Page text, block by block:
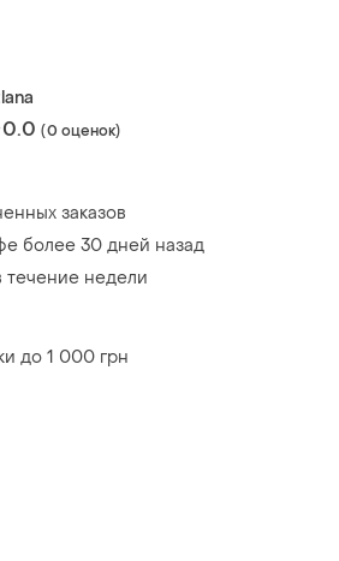
0.0 (0 оценок)
заказов
более 30 дней назад
течение недели
до 1 000 грн